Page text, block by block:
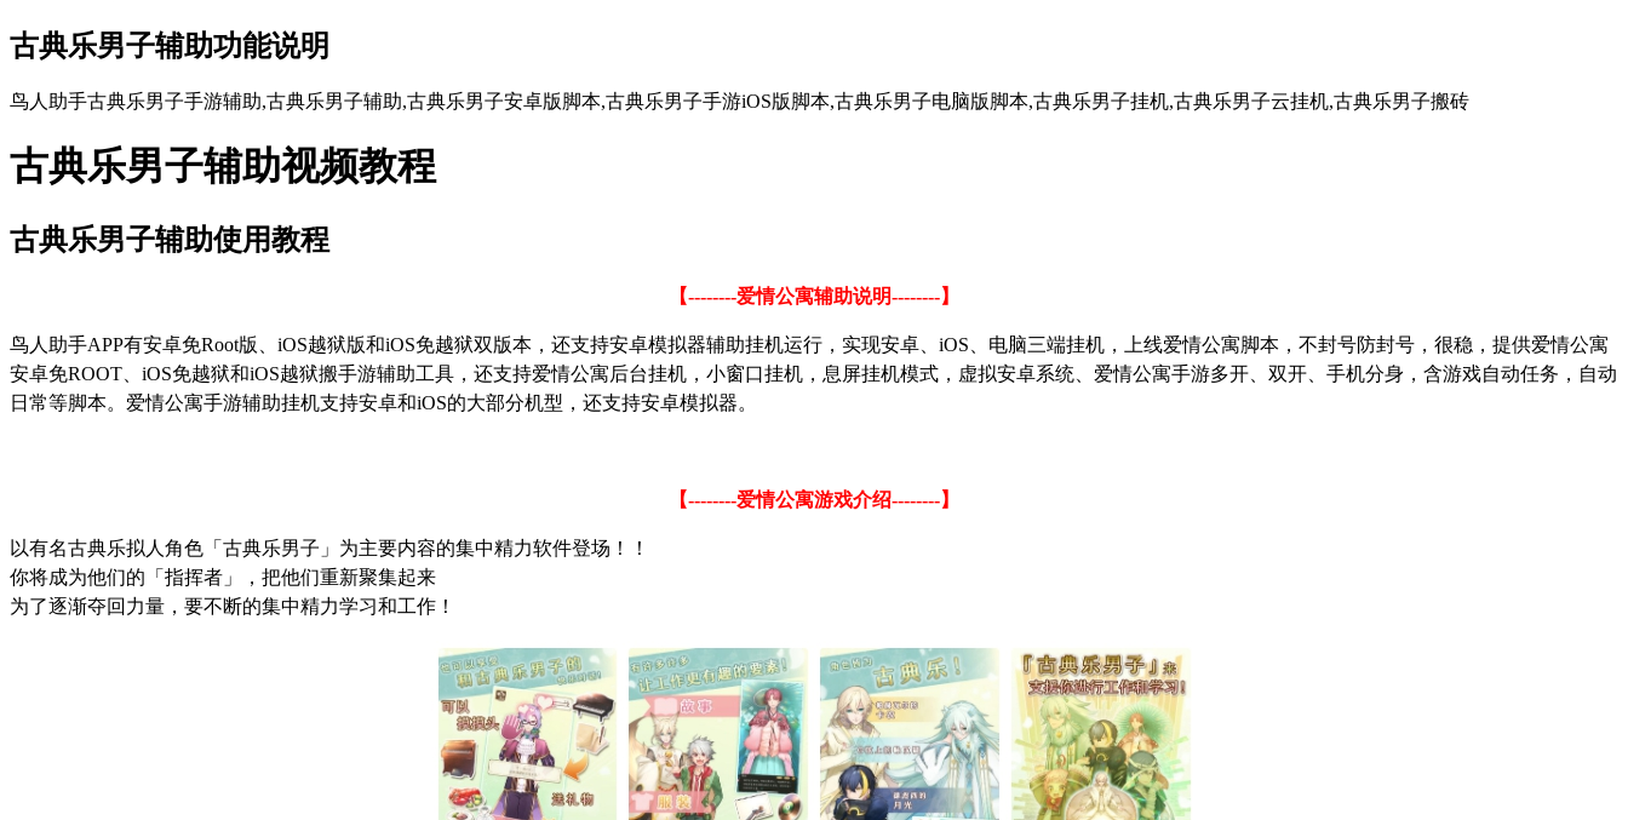
古典乐男子辅助功能说明
鸟人助手古典乐男子手游辅助,古典乐男子辅助,古典乐男子安卓版脚本,古典乐男子手游iOS版脚本,古典乐男子电脑版脚本,古典乐男子挂机,古典乐男子云挂机,古典乐男子搬砖
古典乐男子辅助视频教程
古典乐男子辅助使用教程
【--------爱情公寓辅助说明--------】
鸟人助手APP有安卓免Root版、 iOS越狱版和iOS免越狱双版本，还支持安卓模拟器辅助挂机运行，实现安卓、 iOS、电脑三端挂机，上线爱情公寓脚本，不封号防封号，很稳，提供爱情公寓
安卓免ROOT、 iOS免越狱和iOS越狱搬手游辅助工具，还支持爱情公寓后台挂机，小窗口挂机，息屏挂机模式，虚拟安卓系统、爱情公寓手游多开、双开、手机分身，含游戏自动任务，自动
日常等脚本。爱情公寓手游辅助挂机支持安卓和iOS的大部分机型，还支持安卓模拟器。
【--------爱情公寓游戏介绍--------】
以有名古典乐拟人角色「古典乐男子」为主要内容的集中精力软件登场！！
你将成为他们的「指挥者」，把他们重新聚集起来
为了逐渐夺回力量，要不断的集中精力学习和工作！